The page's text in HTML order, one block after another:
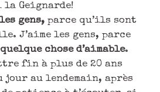
Geignarde!
les gens, parce qu’ils sont
J’aime les gens, parce
quelque chose d’aimable.
fin à plus de 20 ans
jour au lendemain, après